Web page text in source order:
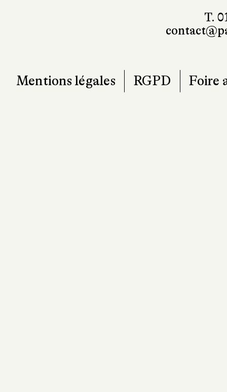
T.
Mentions légales RGPD Foire